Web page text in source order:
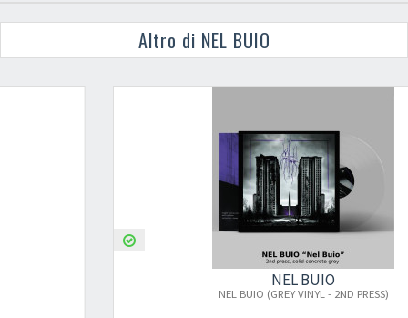
Altro di NEL BUIO
NEL BUIO (GREY VINYL - 2ND PRESS)